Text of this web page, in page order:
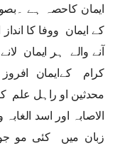
ایمان کاحصہ ہے
کے ایمان ووفا کا
آنے والے ہر ایمان
کرام کےایمان
محدثین او راہل
الاصابہ اور اسد
زبان میں کئی مو